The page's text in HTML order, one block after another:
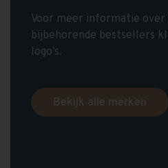
Voor meer informatie
bijbehorende bestsellers
logo’s.
Bekijk alle merken